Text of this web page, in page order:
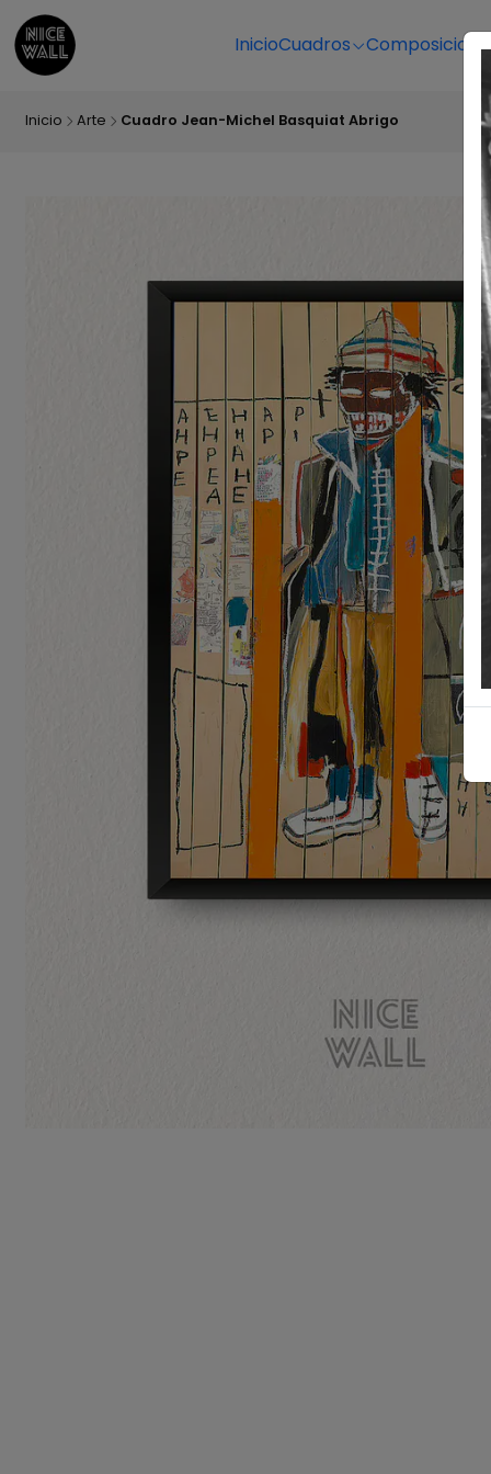
InicioCuadros
Inicio Arte Cuadro Jean-Michel Basquiat Abrigo